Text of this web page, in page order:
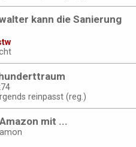
kann die Sanierung
reinpasst (reg.)
mit ...